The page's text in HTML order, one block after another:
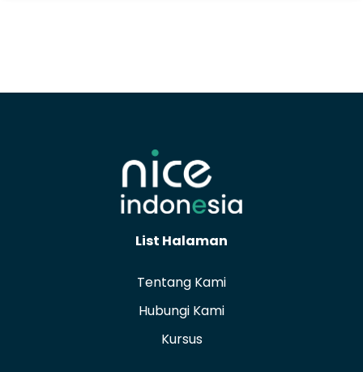
List Halaman
Tentang Kami
Hubungi Kami
Kursus